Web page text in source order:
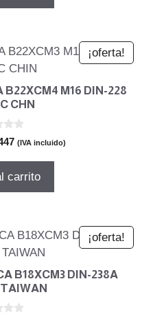
¡oferta!
M16 DIN-228
CHN
El
actual
(IVA incluido)
carrito
¡oferta!
B18XCM3 DIN-238A